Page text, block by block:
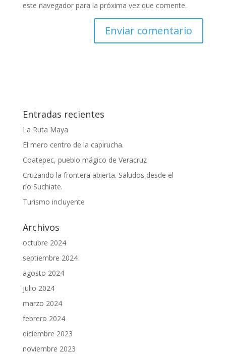
este navegador para la próxima vez que comente.
Entradas recientes
La Ruta Maya
El mero centro de la capirucha.
Coatepec, pueblo mágico de Veracruz
Cruzando la frontera abierta. Saludos desde el
río Suchiate.
Turismo incluyente
Archivos
octubre 2024
septiembre 2024
agosto 2024
julio 2024
marzo 2024
febrero 2024
diciembre 2023
noviembre 2023